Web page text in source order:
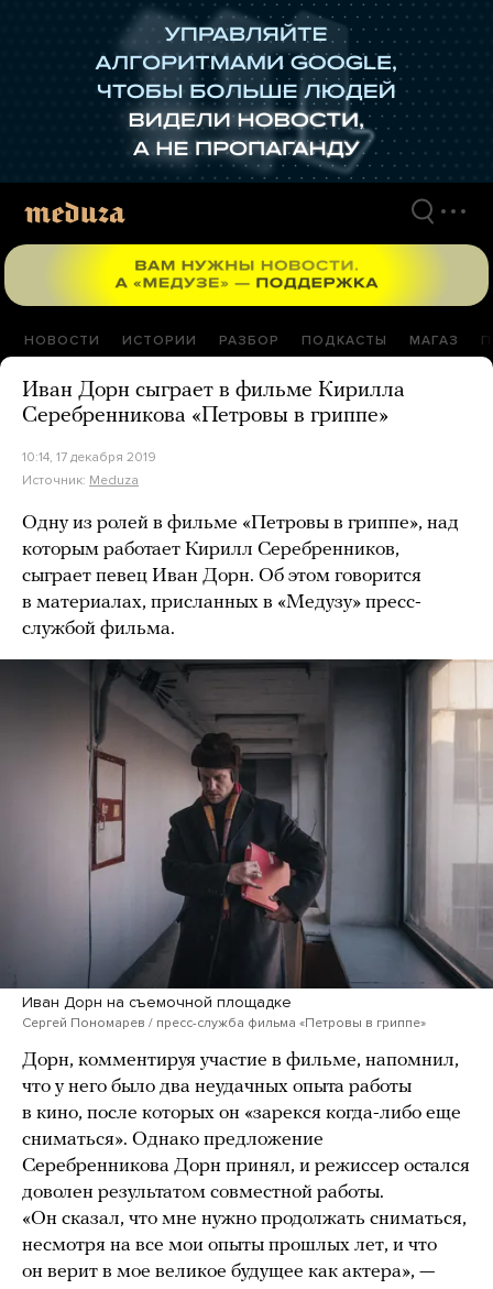
НОВОСТИ ИСТОРИИ РАЗБОР ПОДКАСТЫ МАГАЗ
Иван Дорн сыграет в фильме Кирилла
Серебренникова «Петровы в гриппе»
10:14, 17 декабря 2019
Источник: Meduza
Одну из ролей в фильме «Петровы в гриппе», над
которым работает Кирилл Серебренников,
сыграет певец Иван Дорн. Об этом говорится
в материалах, присланных в «Медузу» пресс-
службой фильма.
Иван Дорн на съемочной площадке
Сергей Пономарев / пресс-служба фильма «Петровы в гриппе»
Дорн, комментируя участие в фильме, напомнил,
что у него было два неудачных опыта работы
в кино, после которых он «зарекся когда-либо еще
сниматься». Однако предложение
Серебренникова Дорн принял, и режиссер остался
доволен результатом совместной работы.
«Он сказал, что мне нужно продолжать сниматься,
несмотря на все мои опыты прошлых лет, и что
он верит в мое великое будущее как актера», —